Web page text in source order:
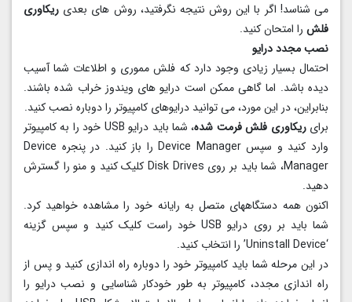
می شناسد! اگر با این روش نتیجه نگرفتید، روش های بعدی ریکاوری
فلشرا امتحان کنید.
نصب مجدد درایو
احتمال بسیار زیادی وجود دارد که فلش مموری و اطلاعات شما آسیب
دیده باشد. اما گاهی ممکن است درایو های ویندوز خراب شده باشند.
بنابراین، در این مورد، می توانید درایوهای کامپیوتر را دوباره نصب کنید.
برای ریکاوری فلش فرمت شده
، شما باید درایو USB خود را به کامپیوتر
وارد کنید و سپس Device Manager را باز کنید. در پنجره Device
Manager، شما باید بر روی Disk Drives کلیک کنید و منو را گسترش
دهید.
اکنون همه دستگاههای متصل به رایانه خود را مشاهده خواهید کرد.
شما باید بر روی درایو USB خود راست کلیک کنید و سپس گزینه
در این مرحله شما باید کامپیوتر خود را دوباره راه اندازی کنید و پس از
راه اندازی مجدد، کامپیوتر به طور خودکار شناسایی و نصب درایو را